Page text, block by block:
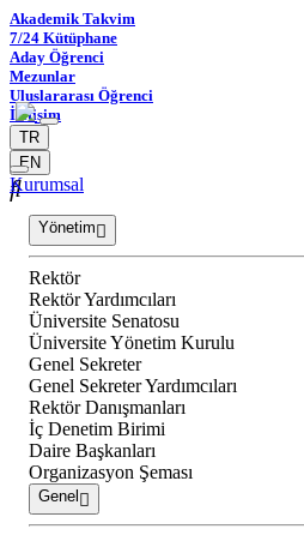
Akademik Takvim
7/24 Kütüphane
Aday Öğrenci
Mezunlar
Uluslararası Öğrenci
İletişim
TR
EN
Kurumsal
Yönetim
Rektör
Rektör Yardımcıları
Üniversite Senatosu
Üniversite Yönetim Kurulu
Genel Sekreter
Genel Sekreter Yardımcıları
Rektör Danışmanları
İç Denetim Birimi
Daire Başkanları
Organizasyon Şeması
Genel